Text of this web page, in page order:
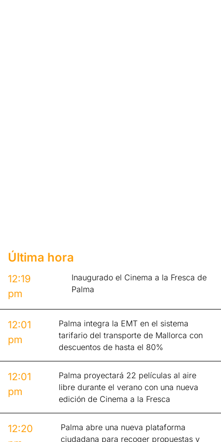
Última hora
12:19
pm
Inaugurado el Cinema a la Fresca de
Palma
12:01
pm
Palma integra la EMT en el sistema
tarifario del transporte de Mallorca con
descuentos de hasta el 80%
12:01
pm
Palma proyectará 22 películas al aire
libre durante el verano con una nueva
edición de Cinema a la Fresca
12:20
Palma abre una nueva plataforma
ciudadana para recoger propuestas y